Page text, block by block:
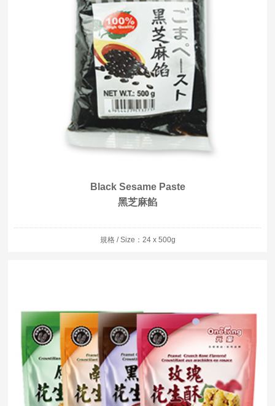
Black Sesame Paste
黑芝麻餡
規格 / Size：24 x 500g